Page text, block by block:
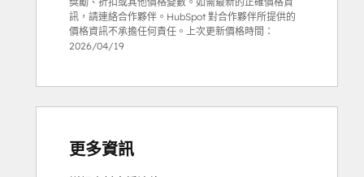
訊，請連絡合作夥伴。HubSpot 對合作夥伴所提供的
價格資訊不承擔任何責任。上次更新價格時間：
2026/04/19
更多資訊